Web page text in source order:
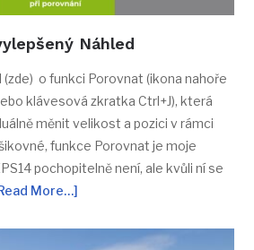
Náhled
(zde) o funkci Porovnat (ikona nahoře
klávesová zkratka Ctrl+J), která
měnit velikost a pozici v rámci
funkce Porovnat je moje
pochopitelně není, ale kvůli ní se
More…]